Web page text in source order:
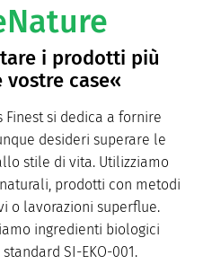
i prodotti più
case«
Finest si dedica a fornire
desideri superare le
stile di vita. Utilizziamo
prodotti con metodi
o lavorazioni superflue.
ingredienti biologici
SI-EKO-001.